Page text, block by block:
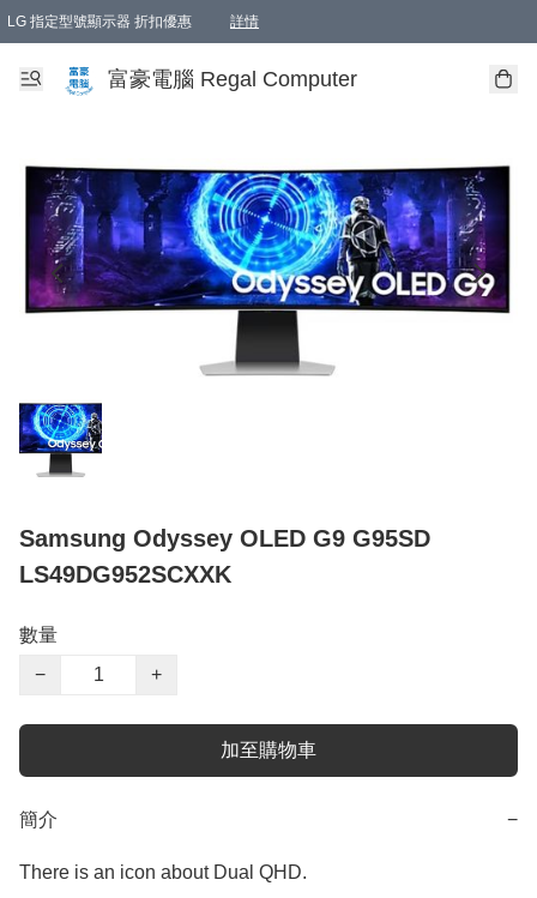
LG 指定型號顯示器 折扣優惠 詳情
富豪電腦 Regal Computer
Samsung Odyssey OLED G9 G95SD
LS49DG952SCXXK
數量
−
+
加至購物車
簡介 −
There is an icon about Dual QHD.